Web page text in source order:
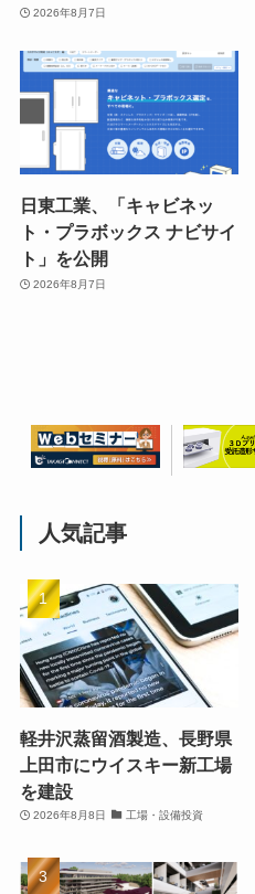
2026年8月7日
日東工業、「キャビネッ
ト・プラボックス ナビサイ
ト」を公開
2026年8月7日
人気記事
軽井沢蒸留酒製造、長野県
上田市にウイスキー新工場
を建設
2026年8月8日 工場・設備投資